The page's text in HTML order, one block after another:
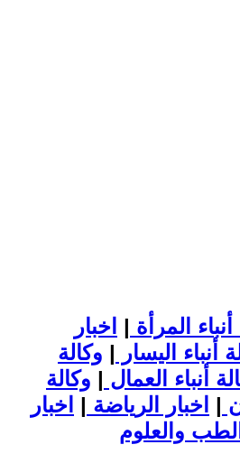
المرأة | اخبار
أنباء اليسار | وكالة
أنباء العمال | وكالة
| اخبار الرياضة | اخبار